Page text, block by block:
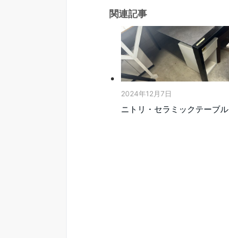
関連記事
2024年12月7日
ニトリ・セラミックテーブル